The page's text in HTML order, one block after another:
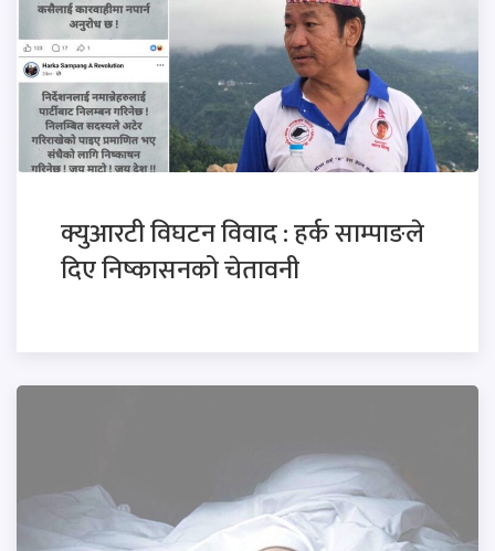
क्युआरटी विघटन विवाद : हर्क साम्पाङले
दिए निष्कासनको चेतावनी